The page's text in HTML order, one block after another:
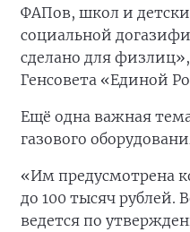
ФАПов, школ и
социальной
сделано для
Генсовета «Единой
Ещё одна важная
газового
«Им предусмотрена
до 100 тысяч рублей.
ведется по